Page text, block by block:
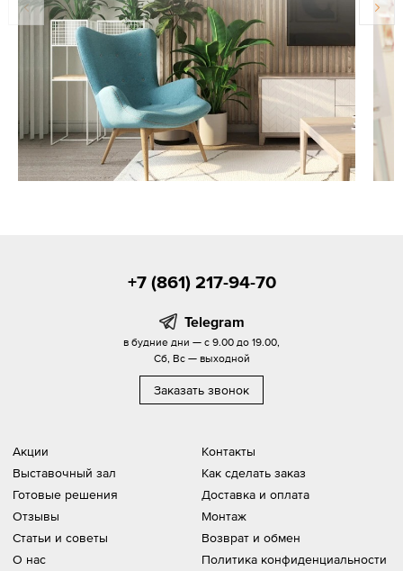
Акции
Выставочный зал
Готовые решения
Отзывы
Статьи и советы
О нас
Контакты
Как сделать заказ
Доставка и оплата
Монтаж
Возврат и обмен
Политика конфиденциальности
+7 (861) 217-94-70
Telegram
в будние дни — с 9.00 до 19.00,
Сб, Вс — выходной
Заказать звонок